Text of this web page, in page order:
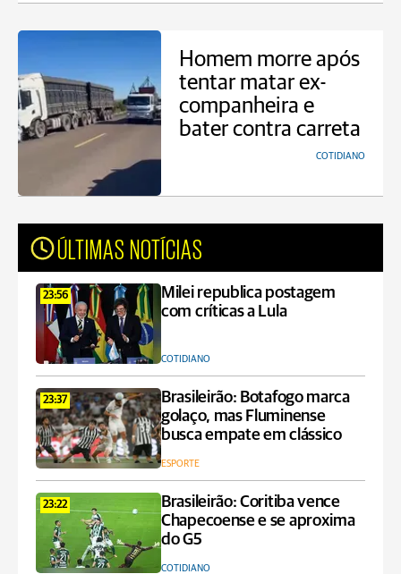
Homem morre após
tentar matar ex-
companheira e
bater contra carreta
COTIDIANO
ÚLTIMAS NOTÍCIAS
23:56
Milei republica postagem
com críticas a Lula
COTIDIANO
23:37
Brasileirão: Botafogo marca
golaço, mas Fluminense
busca empate em clássico
ESPORTE
23:22
Brasileirão: Coritiba vence
Chapecoense e se aproxima
do G5
COTIDIANO